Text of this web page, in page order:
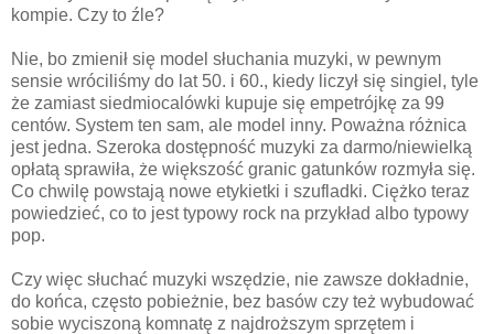
kompie. Czy to źle?
Nie, bo zmienił się model słuchania muzyki, w pewnym
sensie wróciliśmy do lat 50. i 60., kiedy liczył się singiel, tyle
że zamiast siedmiocalówki kupuje się empetrójkę za 99
centów. System ten sam, ale model inny. Poważna różnica
jest jedna. Szeroka dostępność muzyki za darmo/niewielką
opłatą sprawiła, że większość granic gatunków rozmyła się.
Co chwilę powstają nowe etykietki i szufladki. Ciężko teraz
powiedzieć, co to jest typowy rock na przykład albo typowy
pop.
Czy więc słuchać muzyki wszędzie, nie zawsze dokładnie,
do końca, często pobieżnie, bez basów czy też wybudować
sobie wyciszoną komnatę z najdroższym sprzętem i